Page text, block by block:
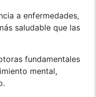
a enfermedades,
saludable que las
fundamentales
mental,